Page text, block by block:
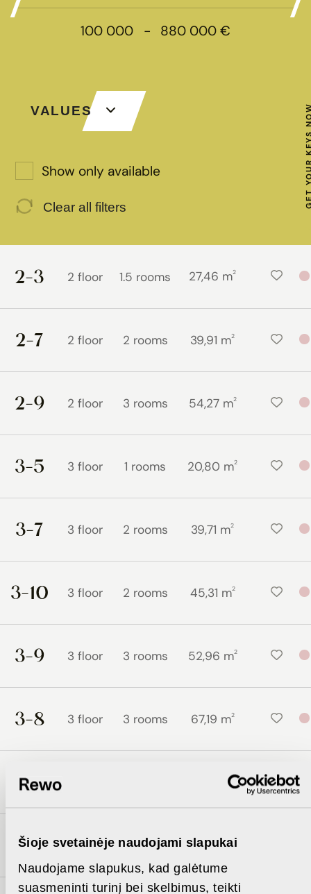
Šioje svetainėje naudojami slapukai
Naudojame slapukus, kad galėtume
suasmeninti turinį bei skelbimus, teikti
100 000 - 880 000 €
VALUES
Show only available
Clear all filters
2-3 2 floor 1.5 rooms 27,46 m2
2-7 2 floor 2 rooms 39,91 m2
2-9 2 floor 3 rooms 54,27 m2
3-5 3 floor 1 rooms 20,80 m2
3-7 3 floor 2 rooms 39,71 m2
3-10 3 floor 2 rooms 45,31 m2
3-9 3 floor 3 rooms 52,96 m2
3-8 3 floor 3 rooms 67,19 m2
4-18 85,63 m2
4-15 4 floor 3 rooms 51,69 m2
GET